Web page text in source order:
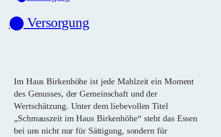
⬤ Versorgung
Im Haus Birkenhöhe ist jede Mahlzeit ein Moment
des Genusses, der Gemeinschaft und der
Wertschätzung. Unter dem liebevollen Titel
„Schmauszeit im Haus Birkenhöhe“ steht das Essen
bei uns nicht nur für Sättigung, sondern für